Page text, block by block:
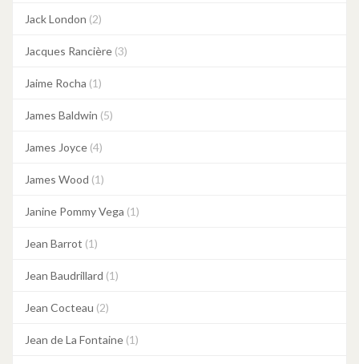
Jack London (2)
Jacques Rancière (3)
Jaime Rocha (1)
James Baldwin (5)
James Joyce (4)
James Wood (1)
Janine Pommy Vega (1)
Jean Barrot (1)
Jean Baudrillard (1)
Jean Cocteau (2)
Jean de La Fontaine (1)